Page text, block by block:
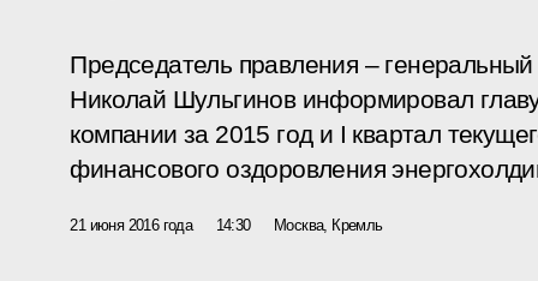
Председатель правления –
Николай Шульгинов информировал
компании за 2015 год и I квартал
финансового оздоровления
21 июня 2016 года 14:30 Москва, Кремль